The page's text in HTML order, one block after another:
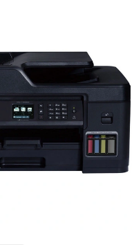
Máy in
(Flatbed)
Đặc điểm
Thiết kế
Chức
Điều
Thiết kế
Sở hữu